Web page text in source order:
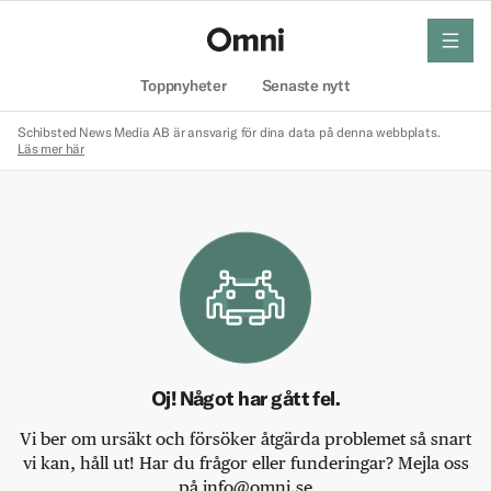
Toppnyheter Senaste nytt
meny
Schibsted News Media AB är ansvarig för dina data på denna webbplats.
Läs mer här
Oj! Något har gått fel.
Vi ber om ursäkt och försöker åtgärda problemet så snart
vi kan, håll ut! Har du frågor eller funderingar? Mejla oss